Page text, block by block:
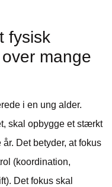
fysisk
mange
i en ung alder.
skal opbygge et stærkt
Det betyder, at fokus
(koordination,
Det fokus skal